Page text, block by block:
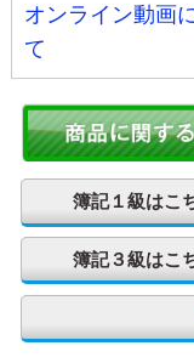
オンライン動画
て
簿記１級はこ
簿記３級はこ